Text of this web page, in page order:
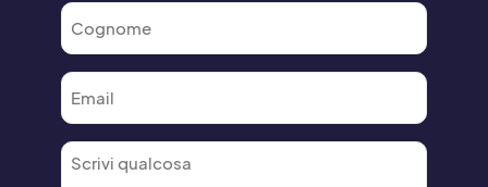
Cognome
Email
Commento